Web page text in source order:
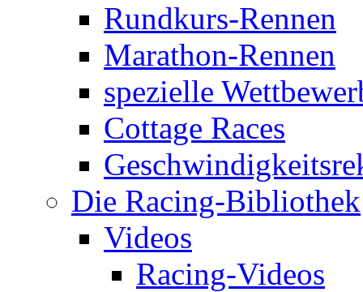
Rundkurs-Rennen
Marathon-Rennen
spezielle
Cottage Races
Die Racing-Bibliothek
Videos
Racing-Videos